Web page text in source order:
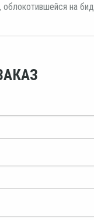
на